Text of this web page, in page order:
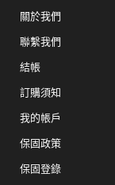
關於我們
聯繫我們
結帳
訂購須知
我的帳戶
保固政策
保固登錄